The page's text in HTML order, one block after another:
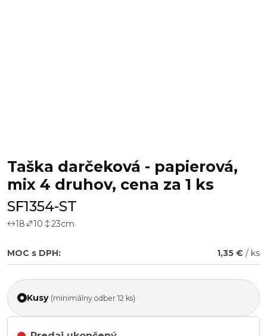
Taška darčeková - papierová,
mix 4 druhov, cena za 1 ks
SF1354-ST
18 10 23cm
MOC s DPH: 1,35 € / ks
Kusy (minimálny odber 12 ks)